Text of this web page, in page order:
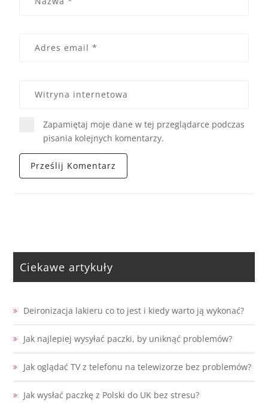
Zapamiętaj moje dane w tej przeglądarce podczas
pisania kolejnych komentarzy.
Ciekawe artykuły
Deironizacja lakieru co to jest i kiedy warto ją wykonać?
Jak najlepiej wysyłać paczki, by uniknąć problemów?
Jak oglądać TV z telefonu na telewizorze bez problemów?
Jak wysłać paczkę z Polski do UK bez stresu?